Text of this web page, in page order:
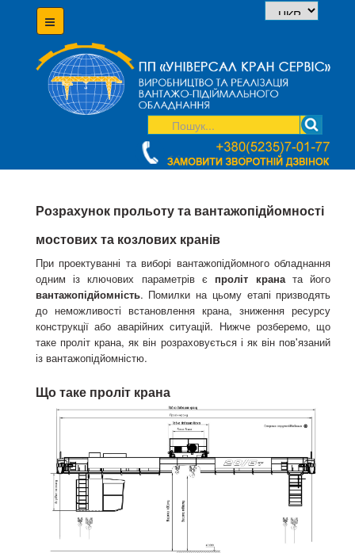
Розрахунок прольоту та вантажопідйомності
мостових та козлових кранів
При проектуванні та виборі вантажопідйомного обладнання
одним із ключових параметрів є проліт краната його
вантажопідйомність. Помилки на цьому етапі призводять
до неможливості встановлення крана, зниження ресурсу
конструкції або аварійних ситуацій. Нижче розберемо, що
таке проліт крана, як він розраховується і як він пов'язаний
із вантажопідйомністю.
Що таке проліт крана